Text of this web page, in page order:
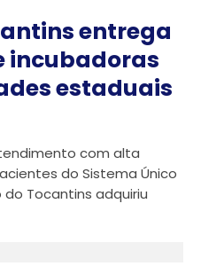
entrega
incubadoras
estaduais
com alta
do Sistema Único
do Tocantins adquiriu